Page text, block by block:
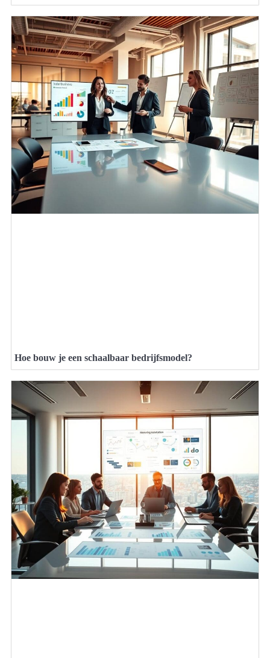
Hoe bouw je een schaalbaar bedrijfsmodel?